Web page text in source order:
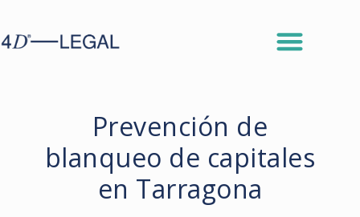
Prevención de
blanqueo de capitales
en Tarragona